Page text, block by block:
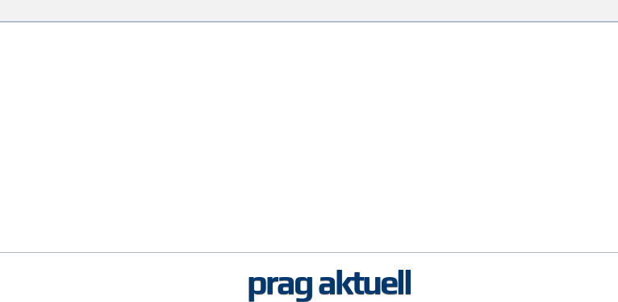
prag aktuell